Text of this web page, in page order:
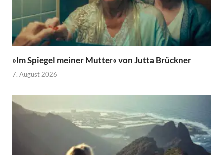
»Im Spiegel meiner Mutter« von Jutta Brückner
7. August 2026